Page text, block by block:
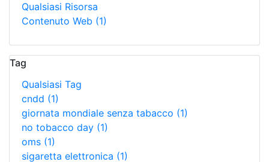
Qualsiasi Risorsa
Contenuto Web (1)
Tag
Qualsiasi Tag
cndd (1)
giornata mondiale senza tabacco (1)
no tobacco day (1)
oms (1)
sigaretta elettronica (1)